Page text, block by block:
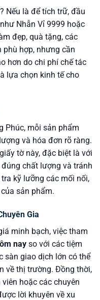
Nếu là để tích trữ, đầu
Nhẫn Vỉ 9999 hoặc
đẹp, quà tặng, các
hợp, nhưng cần
hơn do chi phí chế tác
lựa chọn kinh tế cho
Phúc, mỗi sản phẩm
và hóa đơn rõ ràng.
tờ này, đặc biệt là với
chất lượng và tránh
kỹ lưỡng các mối nối,
sản phẩm.
Gia
minh bạch, việc tham
nay so với các tiệm
sàn giao dịch lớn có thể
về thị trường. Đồng thời,
hoặc các chuyên
lời khuyên về xu